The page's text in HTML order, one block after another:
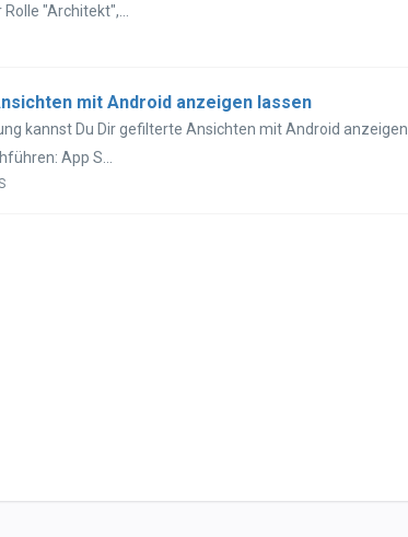
"Architekt",...
mit Android anzeigen lassen
kannst Du Dir gefilterte Ansichten mit Android anzeigen
App S...